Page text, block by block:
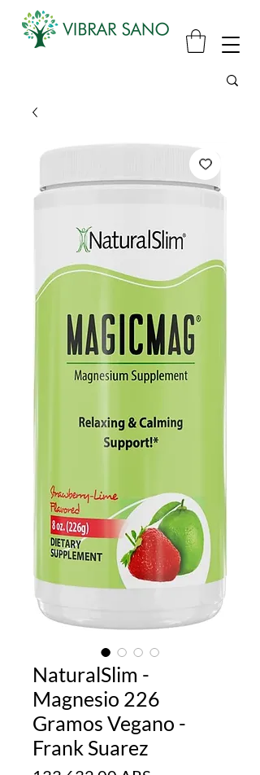
NaturalSlim -
Magnesio 226
Gramos Vegano -
Frank Suarez